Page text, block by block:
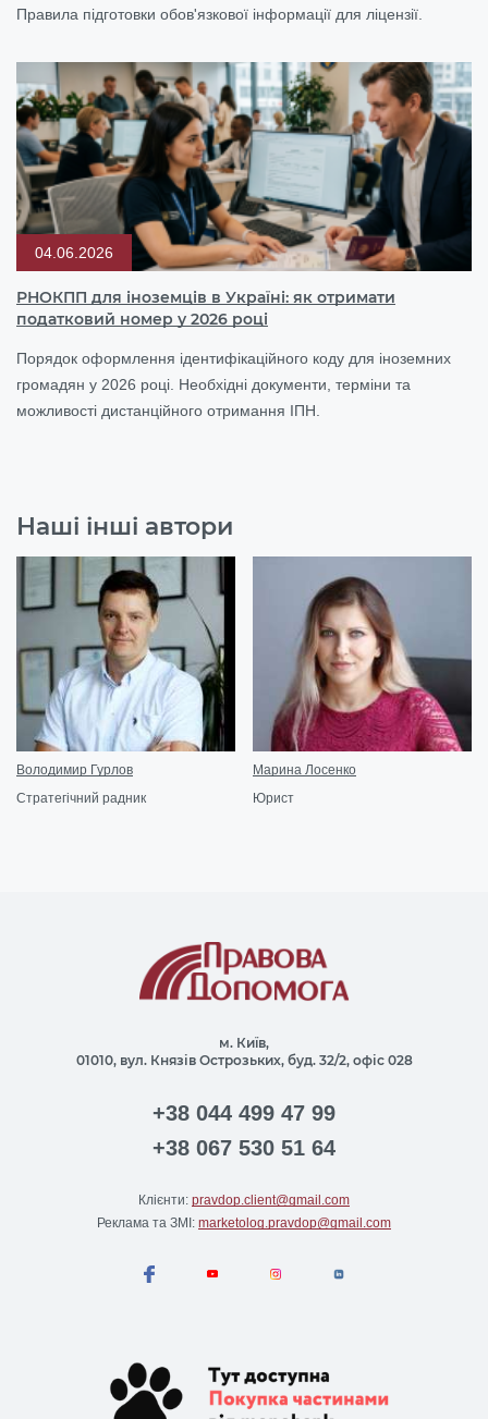
Правила підготовки обов'язкової інформації для ліцензії.
04.06.2026
РНОКПП для іноземців в Україні: як отримати
податковий номер у 2026 році
Порядок оформлення ідентифікаційного коду для іноземних
громадян у 2026 році. Необхідні документи, терміни та
можливості дистанційного отримання ІПН.
Наші інші автори
Володимир Гурлов
Стратегічний радник
Марина Лосенко
Юрист
м. Київ,
01010, вул. Князів Острозьких, буд. 32/2, офіс 028
+38 044 499 47 99
+38 067 530 51 64
Клієнти: pravdop.client@gmail.com
Реклама та ЗМІ: marketolog.pravdop@gmail.com